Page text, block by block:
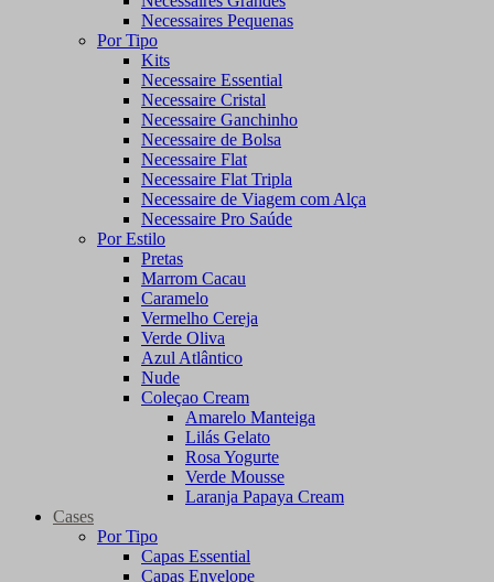
Necessaires Pequenas
Por Tipo
Kits
Necessaire Essential
Necessaire Cristal
Necessaire Ganchinho
Necessaire de Bolsa
Necessaire Flat
Necessaire Flat Tripla
Necessaire de Viagem com Alça
Necessaire Pro Saúde
Por Estilo
Pretas
Marrom Cacau
Caramelo
Vermelho Cereja
Verde Oliva
Azul Atlântico
Nude
Coleçao Cream
Amarelo Manteiga
Lilás Gelato
Rosa Yogurte
Verde Mousse
Laranja Papaya Cream
Cases
Por Tipo
Capas Essential
Capas Envelope